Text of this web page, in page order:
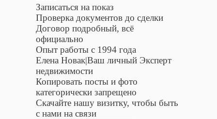
Записаться на показ
Проверка документов до сделки
Договор подробный, всё
официально
Опыт работы с 1994 года
Елена Новак|Ваш личный Эксперт
недвижимости
Копировать посты и фото
категорически запрещено
Скачайте нашу визитку, чтобы быть
с нами на связи